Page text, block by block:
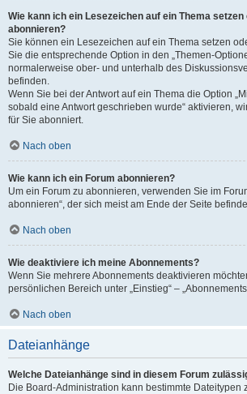
Wie kann ich ein Lesezeichen auf ein Thema setzen
abonnieren?
Sie können ein Lesezeichen auf ein Thema setzen
Sie die entsprechende Option in den „Themen-
normalerweise ober- und unterhalb des
befinden.
Wenn Sie bei der Antwort auf ein Thema die Option
sobald eine Antwort geschrieben wurde“ aktivieren,
für Sie abonniert.
Nach oben
Wie kann ich ein Forum abonnieren?
Um ein Forum zu abonnieren, verwenden Sie im
abonnieren“, der sich meist am Ende der Seite
Nach oben
Wie deaktiviere ich meine Abonnements?
Wenn Sie mehrere Abonnements deaktivieren
persönlichen Bereich unter „Einstieg“ –
Nach oben
Dateianhänge
Welche Dateianhänge sind in diesem Forum
Die Board-Administration kann bestimmte Dateitypen